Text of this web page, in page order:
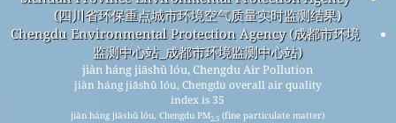
(四川省环保重点城市环境空气质量实时监测结果)
Chengdu Environmental Protection Agency (成都市环境
监测中心站_成都市环境监测中心站)
jiàn háng jiāshǔ lóu, Chengdu Air Pollution
jiàn háng jiāshǔ lóu, Chengdu overall air quality
index is 35
jiàn háng jiāshǔ lóu, Chengdu PM2.5(fine particulate matter)